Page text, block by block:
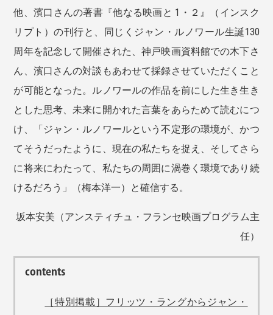
他、濱口さんの著書『他なる映画と 1・２』（インスク
リプト）の刊行と、同じくジャン・ルノワール生誕130
周年を記念して開催された、神戸映画資料館での木下さ
ん、濱口さんの対談もあわせて採録させていただくこと
が可能となった。ルノワールの作品を前にした生き生き
とした思考、未来に開かれた言葉をあらためて読むにつ
け、「ジャン・ルノワールという不定形の環境が、かつ
てそうだったように、現在の私たちを捉え、そしてさら
に将来にわたって、私たちの周囲に渦巻く環境であり続
けるだろう」（梅本洋一）と確信する。
坂本安美（アンスティチュ・フランセ映画プログラム主
任）
contents
［特別掲載］フリッツ・ラングからジャン・